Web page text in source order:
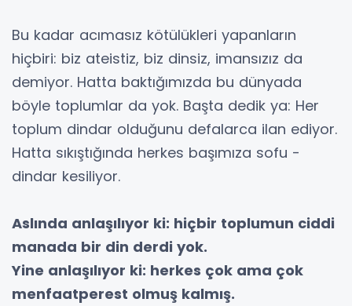
Bu kadar acımasız kötülükleri yapanların
hiçbiri: biz ateistiz, biz dinsiz, imansızız da
demiyor. Hatta baktığımızda bu dünyada
böyle toplumlar da yok. Başta dedik ya: Her
toplum dindar olduğunu defalarca ilan ediyor.
Hatta sıkıştığında herkes başımıza sofu -
dindar kesiliyor.
Aslında anlaşılıyor ki: hiçbir toplumun ciddi
manada bir din derdi yok.
Yine anlaşılıyor ki: herkes çok ama çok
menfaatperest olmuş kalmış.